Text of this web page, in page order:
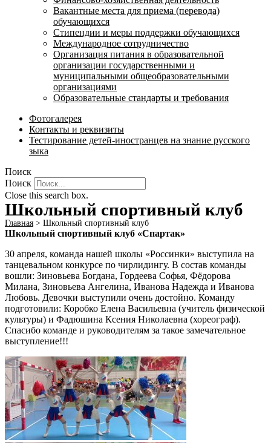
Вакантные места для приема (перевода)
обучающихся
Стипендии и меры поддержки обучающихся
Международное сотрудничество
Организация питания в образовательной
организации государственными и
муниципальными общеобразовательными
организациями
Образовательные стандарты и требования
Фотогалерея
Контакты и реквизиты
Тестирование детей-иностранцев на знание русского
зыка
Поиск
Поиск
Close this search box.
Школьный спортивный клуб
Главная > Школьный спортивный клуб
Школьный спортивный клуб «Спартак»
30 апреля, команда нашей школы «Россинки» выступила на
танцевальном конкурсе по чирлидингу. В состав команды
вошли: Зиновьева Богдана, Гордеева Софья, Фёдорова
Милана, Зиновьева Ангелина, Иванова Надежда и Иванова
Любовь. Девочки выступили очень достойно. Команду
подготовили: Коробко Елена Васильевна (учитель физической
культуры) и Фадюшина Ксения Николаевна (хореограф).
Спасибо команде и руководителям за такое замечательное
выступление!!!